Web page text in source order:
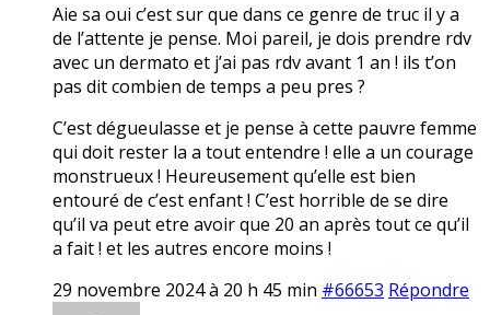
Aie sa oui c’est sur que dans ce genre de truc il y a
de l’attente je pense. Moi pareil, je dois prendre rdv
avec un dermato et j’ai pas rdv avant 1 an ! ils t’on
pas dit combien de temps a peu pres ?
C’est dégueulasse et je pense à cette pauvre femme
qui doit rester la a tout entendre ! elle a un courage
monstrueux ! Heureusement qu’elle est bien
entouré de c’est enfant ! C’est horrible de se dire
qu’il va peut etre avoir que 20 an après tout ce qu’il
a fait ! et les autres encore moins !
29 novembre 2024 à 20 h 45 min #66653 Répondre